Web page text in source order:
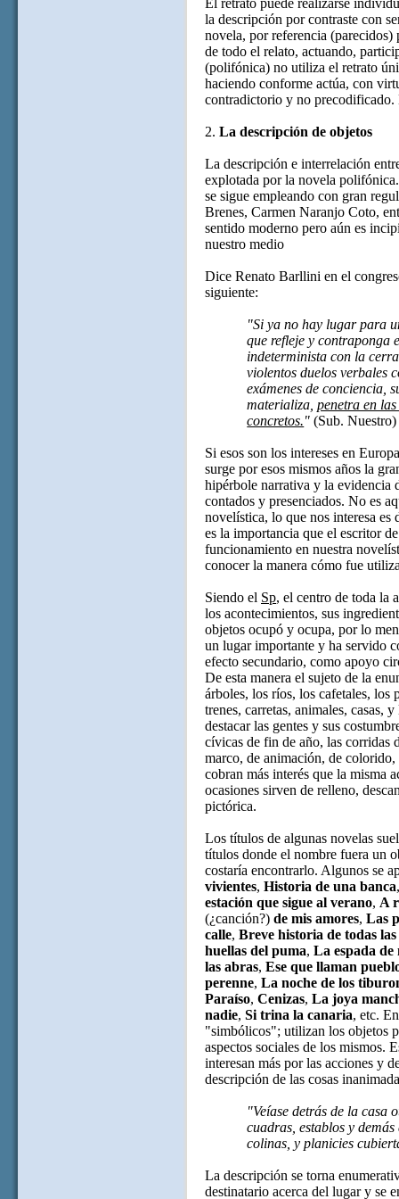
la descripción por contraste con
novela, por referencia (parecidos)
de todo el relato, actuando,
(polifónica) no utiliza el retrato
haciendo conforme actúa, con
contradictorio y no precodificado.
2. La descripción de objetos
La descripción e interrelación
explotada por la novela
se sigue empleando con gran
Brenes, Carmen Naranjo Coto,
sentido moderno pero aún es
nuestro medio
Dice Renato Barllini en el
siguiente:
"Si ya no hay lugar para
que refleje y contraponga
indeterminista con la
violentos duelos verbales
exámenes de conciencia,
materializa,penetra en
concretos." (Sub. Nuestro)
Si esos son los intereses en
surge por esos mismos años la
hipérbole narrativa y la evidencia
contados y presenciados. No es
novelística, lo que nos interesa
es la importancia que el escritor
funcionamiento en nuestra
conocer la manera cómo fue
Siendo el Sp, el centro de toda la
los acontecimientos, sus
objetos ocupó y ocupa, por lo
un lugar importante y ha servido
efecto secundario, como apoyo
De esta manera el sujeto de la
árboles, los ríos, los cafetales, los
trenes, carretas, animales, casas,
destacar las gentes y sus
cívicas de fin de año, las corridas
marco, de animación, de
cobran más interés que la misma
ocasiones sirven de relleno,
pictórica.
Los títulos de algunas novelas
títulos donde el nombre fuera un
costaría encontrarlo. Algunos se
vivientes, Historia de una banca
estación que sigue al verano, A
(¿canción?) de mis amores, Las
calle, Breve historia de todas las
huellas del puma, La espada de
las abras, Ese que llaman
perenne, La noche de los
Paraíso, Cenizas, La joya
nadie, Si trina la canaria, etc.
"simbólicos"; utilizan los objetos
aspectos sociales de los mismos.
interesan más por las acciones y
descripción de las cosas
"Veíase detrás de la casa
cuadras, establos y
colinas, y planicies
La descripción se torna
destinatario acerca del lugar y se